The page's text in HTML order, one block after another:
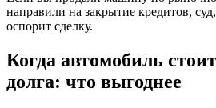
направили на закрытие кредитов,
оспорит сделку.
Когда автомобиль
долга: что выгоднее